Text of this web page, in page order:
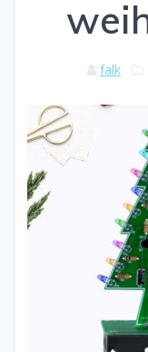
falk